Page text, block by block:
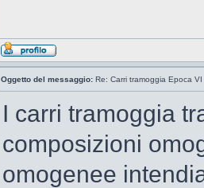
Oggetto del messaggio: Re: Carri tramoggia Epoca VI
I carri tramoggia
composizioni
omogenee